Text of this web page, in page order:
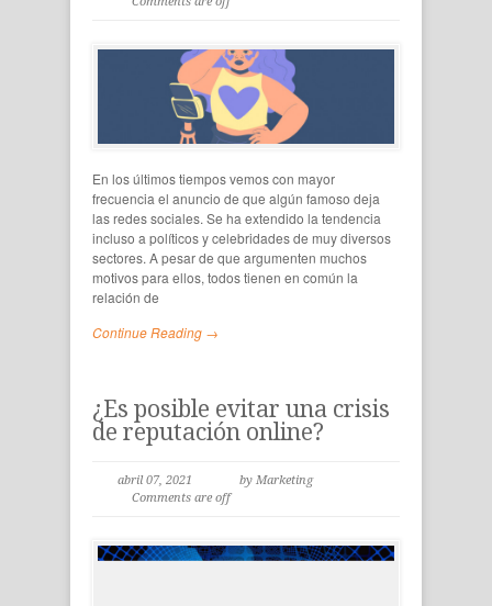
En los últimos tiempos vemos con mayor
frecuencia el anuncio de que algún famoso deja
las redes sociales. Se ha extendido la tendencia
incluso a políticos y celebridades de muy diversos
sectores. A pesar de que argumenten muchos
motivos para ellos, todos tienen en común la
relación de
Continue Reading →
¿Es posible evitar una crisis
de reputación online?
abril 07, 2021
by Marketing
Comments are off